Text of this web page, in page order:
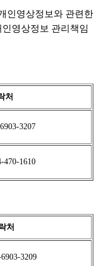
인영상정보와 관련한
영상정보 관리책임
처
3207
470-1610
처
3209